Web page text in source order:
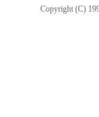
Copyright (C)